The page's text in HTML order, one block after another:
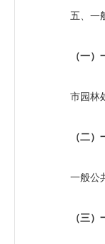
五、一
（一
市园林
（二
一般公
（三